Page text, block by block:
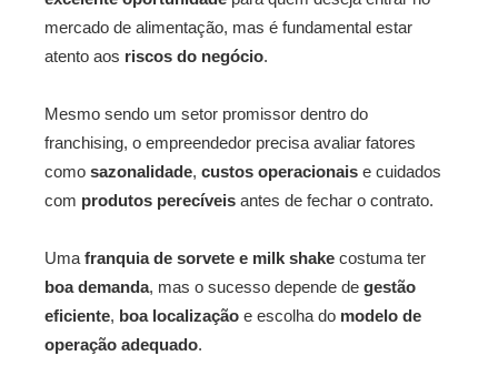
mercado de alimentação, mas é fundamental estar
atento aos riscos do negócio.
Mesmo sendo um setor promissor dentro do
franchising, o empreendedor precisa avaliar fatores
como sazonalidade, custos operacionais e cuidados
com produtos perecíveis antes de fechar o contrato.
Uma franquia de sorvete e milk shake costuma ter
boa demanda, mas o sucesso depende de gestão
eficiente, boa localização e escolha do modelo de
operação adequado.